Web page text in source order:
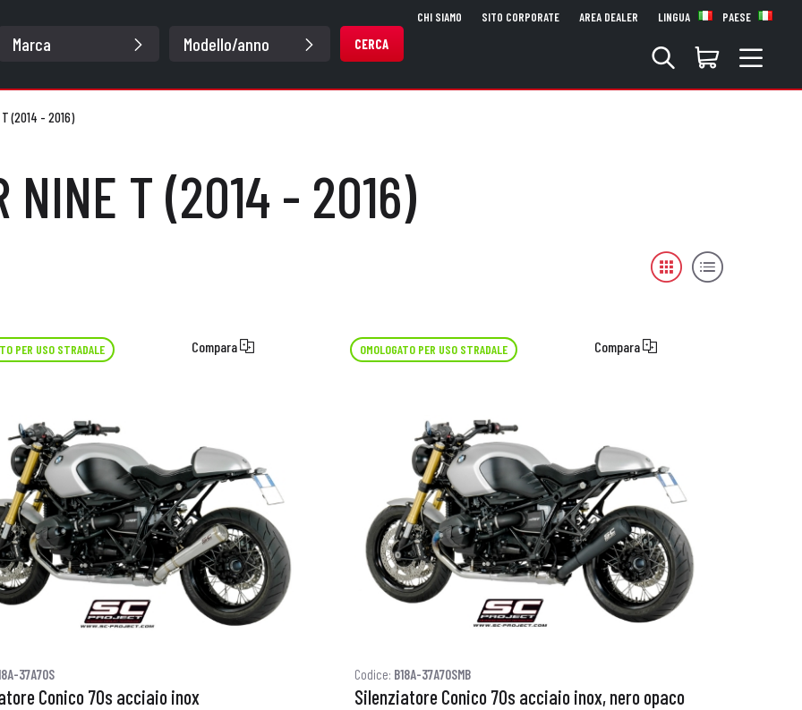
CERCA
CHI SIAMO SITO CORPORATE AREA DEALER LINGUA PAESE
T (2014 - 2016)
NINE T (2014 - 2016)
PER USO STRADALE Compara
37A70S
Conico 70s acciaio inox
OMOLOGATO PER USO STRADALE Compara
Codice: B18A-37A70SMB
Silenziatore Conico 70s acciaio inox, nero opaco